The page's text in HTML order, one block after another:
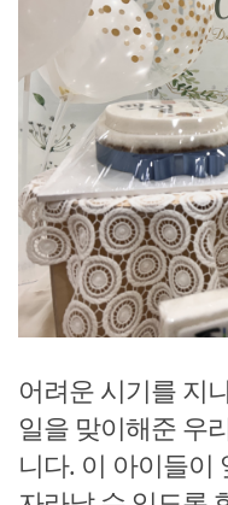
어려운 시기를 지
일을 맞이해준 우
니다. 이 아이들이